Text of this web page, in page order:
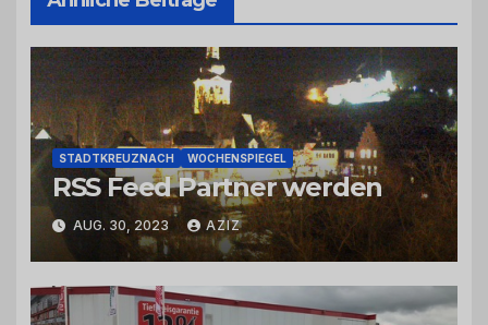
STADTKREUZNACH WOCHENSPIEGEL
RSS Feed Partner werden
AUG. 30, 2023 AZIZ